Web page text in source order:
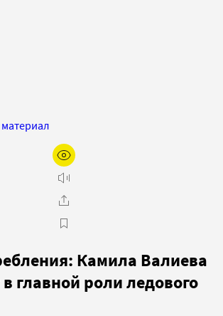
Камила Валиева
главной роли ледового